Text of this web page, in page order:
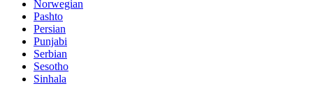
Norwegian
Pashto
Persian
Punjabi
Serbian
Sesotho
Sinhala